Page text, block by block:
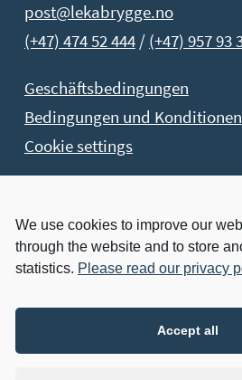
We use cookies to improve our
through the website and to store
statistics. Please read our privacy
Accept all
post@lekabrygge.no
(+47) 474 52 444/ (+47) 957 93
Geschäftsbedingungen
Bedingungen und Konditionen
Cookie settings
Buchen Sie Jetzt!
Buchen Sie Ihren Aufenthalt